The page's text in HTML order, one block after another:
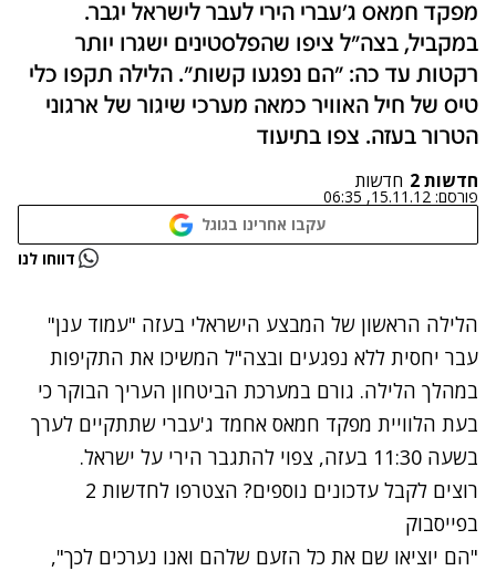
מפקד חמאס ג'עברי הירי לעבר לישראל יגבר.
במקביל, בצה"ל ציפו שהפלסטינים ישגרו יותר
רקטות עד כה: "הם נפגעו קשות". הלילה תקפו כלי
טיס של חיל האוויר כמאה מערכי שיגור של ארגוני
הטרור בעזה. צפו בתיעוד
חדשות 2 חדשות
פורסם: 15.11.12, 06:35
עקבו אחרינו בגוגל
נתקלנו בבעיה דווחו לנו
הלילה הראשון של המבצע הישראלי בעזה "עמוד ענן"
עבר יחסית ללא נפגעים ובצה"ל המשיכו את התקיפות
במהלך הלילה. גורם במערכת הביטחון העריך הבוקר כי
בעת הלוויית מפקד חמאס אחמד ג'עברי שתתקיים לערך
בשעה 11:30 בעזה, צפוי להתגבר הירי על ישראל.
רוצים לקבל עדכונים נוספים? הצטרפו לחדשות 2
בפייסבוק
"הם יוציאו שם את כל הזעם שלהם ואנו נערכים לכך",